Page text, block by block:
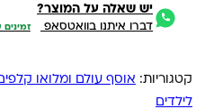
יש שאלה על המוצר?
דברו איתנו בוואטסאפ זמינים
קטגוריות: אוסף עולם ומלואו
לילדים